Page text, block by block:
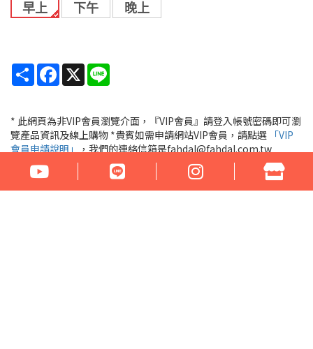
早上
下午 晚上
Share Facebook
X
* 此網頁為非VIP會員瀏覽介面，『VIP會員』請登入帳號密碼即可瀏
覽產品資訊及線上購物 *貴賓如需申請網站VIP會員，請點選 「VIP
會員申請說明」，我們的連絡信箱是fahdal@fahdal.com.tw
『VIP會員』請登入